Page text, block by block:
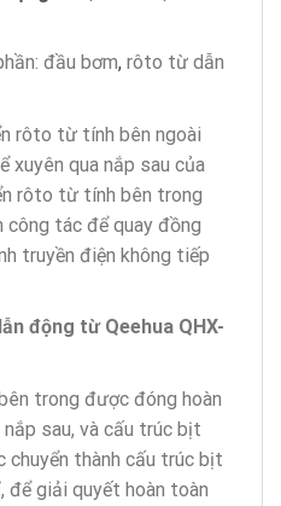
đầu bơm,rôto từ dẫn
rôto từ tính bên ngoài
xuyên qua nắp sau của
rôto từ tính bên trong
tác để quay đồng
truyền điện không tiếp
động từ Qeehua QHX-
trong được đóng hoàn
sau, và cấu trúc bịt
chuyển thành cấu trúc bịt
để giải quyết hoàn toàn